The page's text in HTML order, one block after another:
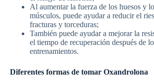
Al aumentar la fuerza de los huesos y
músculos, puede ayudar a reducir el
fracturas y torceduras;
También puede ayudar a mejorar la
el tiempo de recuperación después de
entrenamientos.
Diferentes formas de tomar Oxandrolona